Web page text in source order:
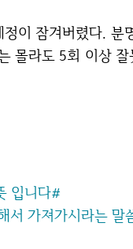
몰라도 5회 이상
입니다#
서 가져가시라는 말